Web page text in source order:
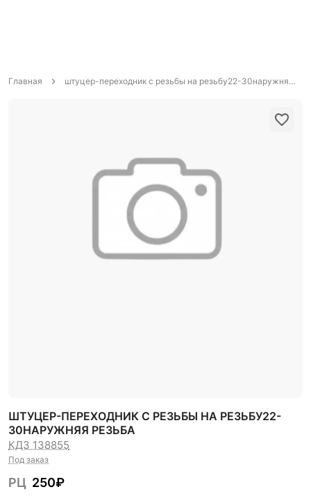
Главная штуцер-переходник с резьбы на резьбу22-30наружняя резьба
ШТУЦЕР-ПЕРЕХОДНИК С РЕЗЬБЫ НА РЕЗЬБУ22-
30НАРУЖНЯЯ РЕЗЬБА
КДЗ 138855
Под заказ
РЦ 250₽